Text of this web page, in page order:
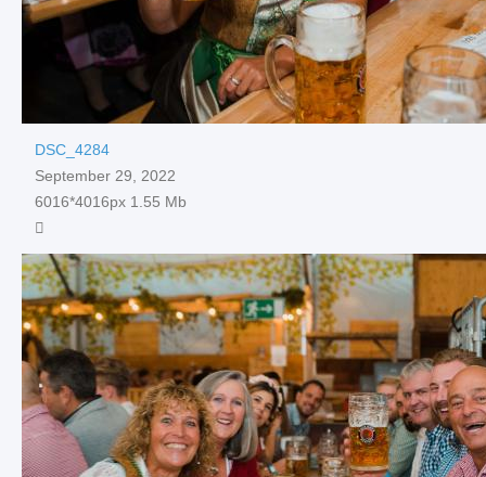
DSC_4284
September 29, 2022
6016*4016px 1.55 Mb